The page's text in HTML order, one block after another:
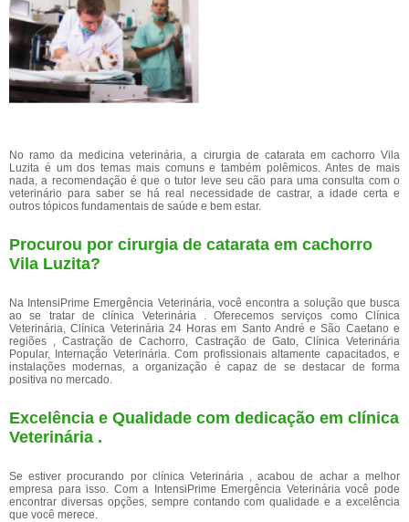
No ramo da medicina veterinária, a cirurgia de catarata em cachorro Vila
Luzita é um dos temas mais comuns e também polêmicos. Antes de mais
nada, a recomendação é que o tutor leve seu cão para uma consulta com o
veterinário para saber se há real necessidade de castrar, a idade certa e
outros tópicos fundamentais de saúde e bem estar.
Procurou por cirurgia de catarata em cachorro
Vila Luzita?
Na IntensiPrime Emergência Veterinária, você encontra a solução que busca
ao se tratar de clínica Veterinária . Oferecemos serviços como Clínica
Veterinária, Clínica Veterinária 24 Horas em Santo André e São Caetano e
regiões , Castração de Cachorro, Castração de Gato, Clínica Veterinária
Popular, Internação Veterinária. Com profissionais altamente capacitados, e
instalações modernas, a organização é capaz de se destacar de forma
positiva no mercado.
Excelência e Qualidade com dedicação em clínica
Veterinária .
Se estiver procurando por clínica Veterinária , acabou de achar a melhor
empresa para isso. Com a IntensiPrime Emergência Veterinária você pode
encontrar diversas opções, sempre contando com qualidade e a excelência
que você merece.